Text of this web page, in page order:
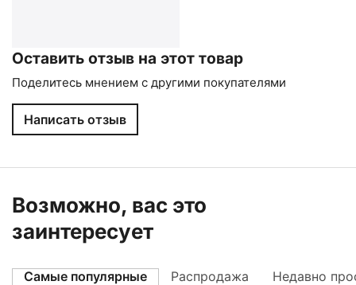
Оставить отзыв на этот товар
Поделитесь мнением с другими покупателями
Написать отзыв
Возможно, вас это
заинтересует
Самые популярные Распродажа Недавно